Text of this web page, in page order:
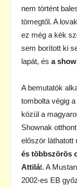
nem történt
tömegtől. A
ez még a kék
sem borított ki
lapát, és a
A bemutatók
tombolta végig
közül a
Shownak
először láthatott
és többszörös
Attilát. A
2002-es EB